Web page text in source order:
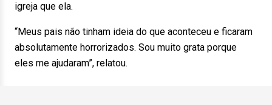
igreja que ela.
“Meus pais não tinham ideia do que aconteceu e ficaram
absolutamente horrorizados. Sou muito grata porque
eles me ajudaram”, relatou.